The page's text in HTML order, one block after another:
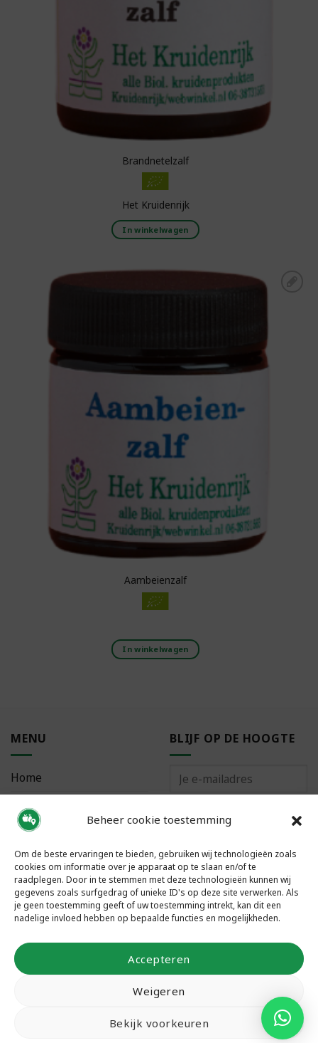
Beheer cookie toestemming
Om de beste ervaringen te bieden, gebruiken wij technologieën zoals
cookies om informatie over je apparaat op te slaan en/of te
raadplegen. Door in te stemmen met deze technologieën kunnen wij
gegevens zoals surfgedrag of unieke ID's op deze site verwerken. Als
je geen toestemming geeft of uw toestemming intrekt, kan dit een
nadelige invloed hebben op bepaalde functies en mogelijkheden.
Accepteren
Weigeren
Bekijk voorkeuren
Brandnetelzalf
Het Kruidenrijk
In winkelwagen
Aambeienzalf
In winkelwagen
MENU
Home
Bestellen
Meest gestelde vragen
BLIJF OP DE HOOGTE
VOLG ONS